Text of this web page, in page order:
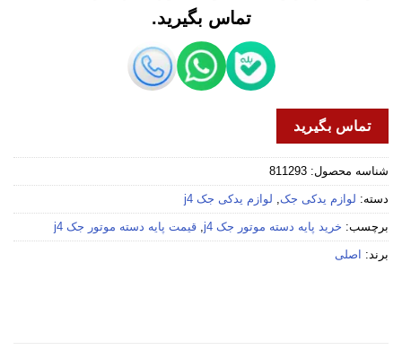
تماس بگیرید.
تماس بگیرید
شناسه محصول: 811293
دسته: لوازم یدکی جک, لوازم یدکی جک j4
برچسب: خرید پایه دسته موتور جک j4 , قیمت پایه دسته موتور جک j4
برند: اصلی